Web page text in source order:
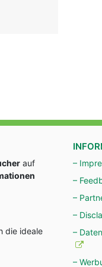
auf
die ideale
–
–
–
–
–
–